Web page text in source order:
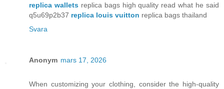
replica walletsreplica bags high quality read what he said
q5u69p2b37 replica louis vuitton replica bags thailand
Svara
Anonym mars 17, 2026
When customizing your clothing, consider the high-quality